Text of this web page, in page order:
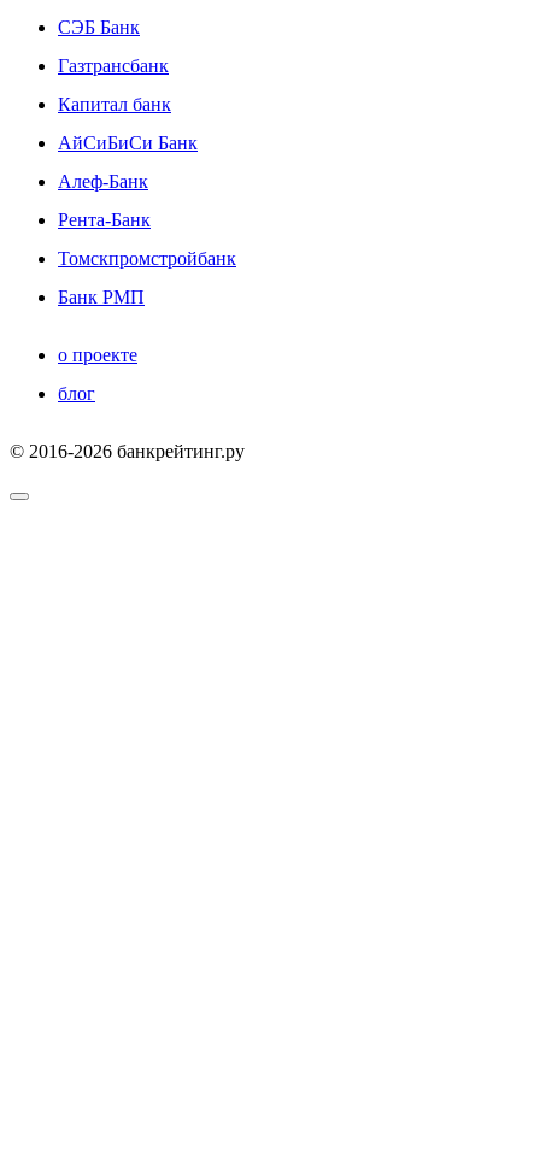
СЭБ Банк
Газтрансбанк
Капитал банк
АйСиБиСи Банк
Алеф-Банк
Рента-Банк
Томскпромстройбанк
Банк РМП
о проекте
блог
© 2016-2026 банкрейтинг.ру